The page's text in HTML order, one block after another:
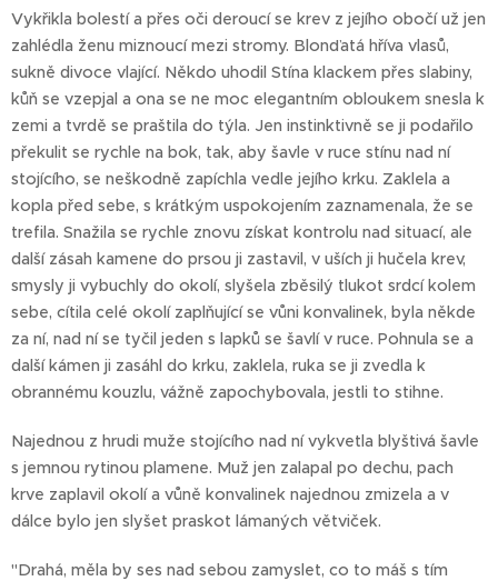
Vykřikla bolestí a přes oči deroucí se krev z jejího obočí už jen
zahlédla ženu miznoucí mezi stromy. Blonďatá hříva vlasů,
sukně divoce vlající. Někdo uhodil Stína klackem přes slabiny,
kůň se vzepjal a ona se ne moc elegantním obloukem snesla k
zemi a tvrdě se praštila do týla. Jen instinktivně se ji podařilo
překulit se rychle na bok, tak, aby šavle v ruce stínu nad ní
stojícího, se neškodně zapíchla vedle jejího krku. Zaklela a
kopla před sebe, s krátkým uspokojením zaznamenala, že se
trefila. Snažila se rychle znovu získat kontrolu nad situací, ale
další zásah kamene do prsou ji zastavil, v uších ji hučela krev,
smysly ji vybuchly do okolí, slyšela zběsilý tlukot srdcí kolem
sebe, cítila celé okolí zaplňující se vůni konvalinek, byla někde
za ní, nad ní se tyčil jeden s lapků se šavlí v ruce. Pohnula se a
další kámen ji zasáhl do krku, zaklela, ruka se ji zvedla k
obrannému kouzlu, vážně zapochybovala, jestli to stihne.
Najednou z hrudi muže stojícího nad ní vykvetla blyštivá šavle
s jemnou rytinou plamene. Muž jen zalapal po dechu, pach
krve zaplavil okolí a vůně konvalinek najednou zmizela a v
dálce bylo jen slyšet praskot lámaných větviček.
"Drahá, měla by ses nad sebou zamyslet, co to máš s tím